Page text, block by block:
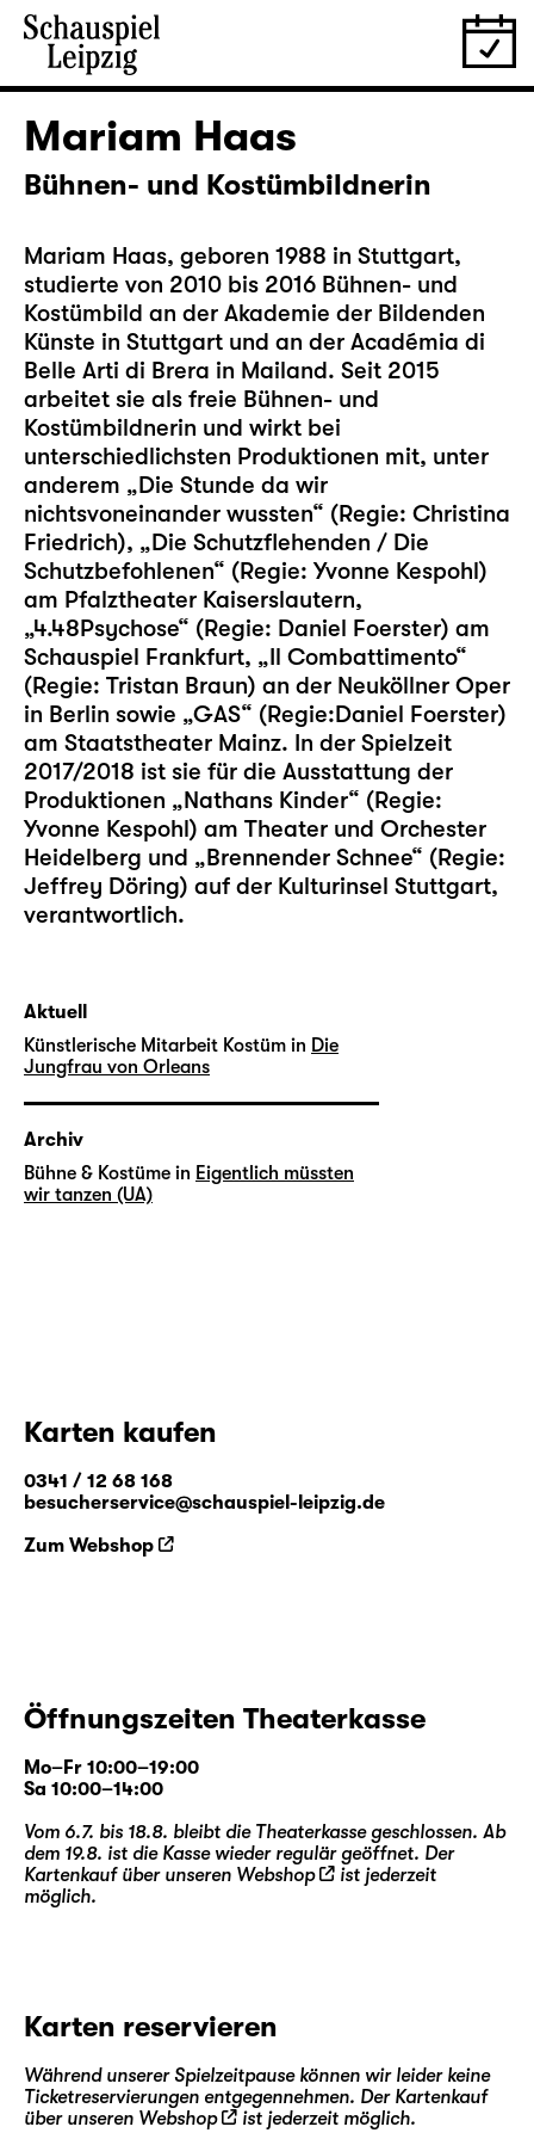
Mariam Haas
Bühnen- und Kostümbildnerin
Mariam Haas, geboren 1988 in Stuttgart,
studierte von 2010 bis 2016 Bühnen- und
Kostümbild an der Akademie der Bildenden
Künste in Stuttgart und an der Académia di
Belle Arti di Brera in Mailand. Seit 2015
arbeitet sie als freie Bühnen- und
Kostümbildnerin und wirkt bei
unterschiedlichsten Produktionen mit, unter
anderem „Die Stunde da wir
nichtsvoneinander wussten“ (Regie: Christina
Friedrich), „Die Schutzflehenden / Die
Schutzbefohlenen“ (Regie: Yvonne Kespohl)
am Pfalztheater Kaiserslautern,
„4.48Psychose“ (Regie: Daniel Foerster) am
Schauspiel Frankfurt, „Il Combattimento“
(Regie: Tristan Braun) an der Neuköllner Oper
in Berlin sowie „GAS“ (Regie:Daniel Foerster)
am Staatstheater Mainz. In der Spielzeit
2017/2018 ist sie für die Ausstattung der
Produktionen „Nathans Kinder“ (Regie:
Yvonne Kespohl) am Theater und Orchester
Heidelberg und „Brennender Schnee“ (Regie:
Jeffrey Döring) auf der Kulturinsel Stuttgart,
verantwortlich.
Aktuell
Künstlerische Mitarbeit Kostüm in Die
Jungfrau von Orleans
Archiv
Bühne & Kostüme in Eigentlich müssten
wir tanzen (UA)
Karten kaufen
0341 / 12 68 168
besucherservice@schauspiel-leipzig.de
Zum Webshop
Öffnungszeiten Theaterkasse
Mo–Fr 10:00–19:00
Sa 10:00–14:00
Vom 6.7. bis 18.8. bleibt die Theaterkasse geschlossen. Ab
dem 19.8. ist die Kasse wieder regulär geöffnet. Der
Kartenkauf über unseren Webshop
ist jederzeit
möglich.
Karten reservieren
Während unserer Spielzeitpause können wir leider keine
Ticketreservierungen entgegennehmen. Der Kartenkauf
über unseren Webshop ist jederzeit möglich.